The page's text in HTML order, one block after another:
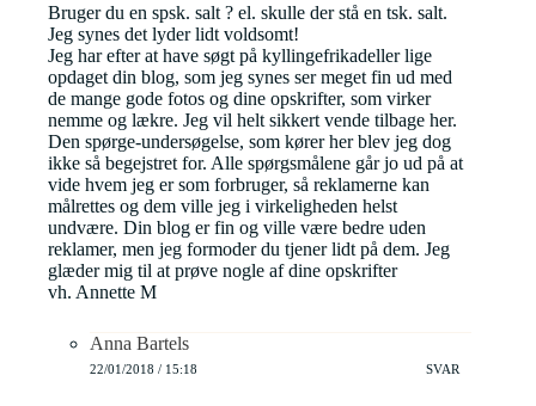
Bruger du en spsk. salt ? el. skulle der stå en tsk. salt.
Jeg synes det lyder lidt voldsomt!
Jeg har efter at have søgt på kyllingefrikadeller lige
opdaget din blog, som jeg synes ser meget fin ud med
de mange gode fotos og dine opskrifter, som virker
nemme og lækre. Jeg vil helt sikkert vende tilbage her.
Den spørge-undersøgelse, som kører her blev jeg dog
ikke så begejstret for. Alle spørgsmålene går jo ud på at
vide hvem jeg er som forbruger, så reklamerne kan
målrettes og dem ville jeg i virkeligheden helst
undvære. Din blog er fin og ville være bedre uden
reklamer, men jeg formoder du tjener lidt på dem. Jeg
glæder mig til at prøve nogle af dine opskrifter
vh. Annette M
Anna Bartels
22/01/2018 / 15:18 SVAR